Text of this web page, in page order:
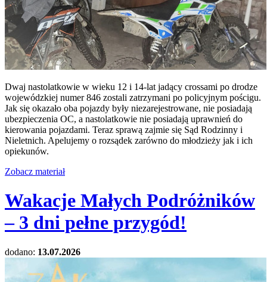
Dwaj nastolatkowie w wieku 12 i 14-lat jadący crossami po drodze
wojewódzkiej numer 846 zostali zatrzymani po policyjnym pościgu.
Jak się okazało oba pojazdy były niezarejestrowane, nie posiadają
ubezpieczenia OC, a nastolatkowie nie posiadają uprawnień do
kierowania pojazdami. Teraz sprawą zajmie się Sąd Rodzinny i
Nieletnich. Apelujemy o rozsądek zarówno do młodzieży jak i ich
opiekunów.
Zobacz materiał
Wakacje Małych Podróżników
– 3 dni pełne przygód!
dodano: 13.07.2026